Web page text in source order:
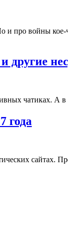
и про войны кое-
другие
чатиках. А в
года
сайтах.